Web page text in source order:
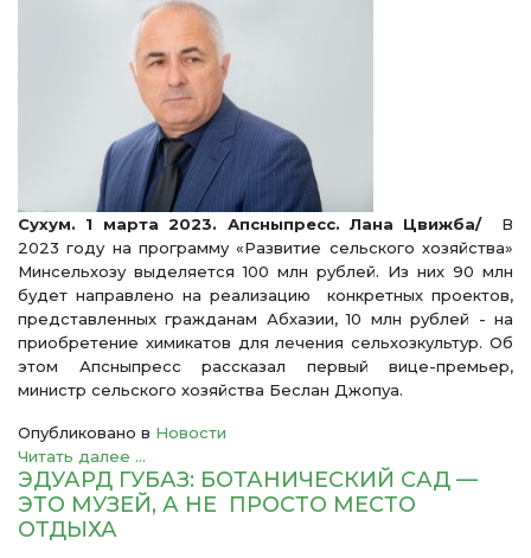
Сухум. 1 марта 2023. Апсныпресс. Лана Цвижба/
В
2023 году на программу «Развитие сельского хозяйства»
Минсельхозу выделяется 100 млн рублей. Из них 90 млн
будет направлено на реализацию конкретных проектов,
представленных гражданам Абхазии, 10 млн рублей - на
приобретение химикатов для лечения сельхозкультур. Об
этом Апсныпресс рассказал первый вице-премьер,
министр сельского хозяйства Беслан Джопуа.
Опубликовано в Новости
Читать далее ...
ЭДУАРД ГУБАЗ: БОТАНИЧЕСКИЙ САД —
ЭТО МУЗЕЙ, А НЕ ПРОСТО МЕСТО
ОТДЫХА